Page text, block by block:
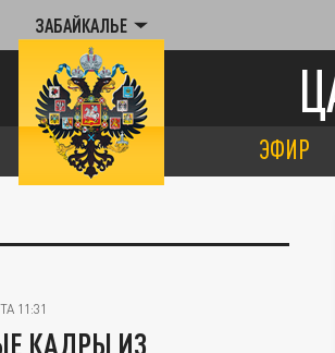
ЗАБАЙКАЛЬЕ
ЭФИР
11:31
КАДРЫ ИЗ